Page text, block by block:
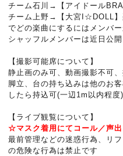
チーム石川→【アイドール
チーム上野→【大宮I☆DOLL】
でどの楽曲にするにはメンバ
シャッフルメンバーは近日公開
【撮影可能席について】
静止画のみ可、動画撮影不可
脚立、台の持ち込みは他のお
したら持込可(一辺1m以内程度)
【ライブ観覧について】
☆マスク着用にてコール／声
最前管理などの迷惑行為、リ
の危険な行為は禁止です